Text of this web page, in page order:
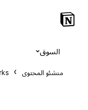
منشئو المحتوى